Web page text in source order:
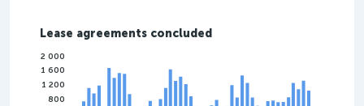
Lease agreements concluded
2 000
1 600
1 200
800